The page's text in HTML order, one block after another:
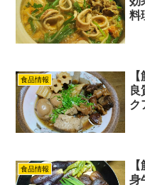
料
食品情報
ク
食品情報
身